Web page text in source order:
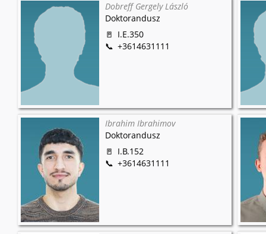
Dobreff Gergely László
Doktorandusz
I.E.350
+3614631111
Ibrahim Ibrahimov
Doktorandusz
I.B.152
+3614631111